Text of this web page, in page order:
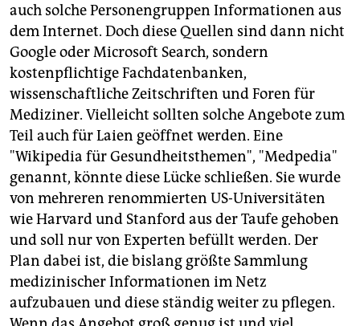
auch solche Personengruppen Informationen aus
dem Internet. Doch diese Quellen sind dann nicht
Google oder Microsoft Search, sondern
kostenpflichtige Fachdatenbanken,
wissenschaftliche Zeitschriften und Foren für
Mediziner. Vielleicht sollten solche Angebote zum
Teil auch für Laien geöffnet werden. Eine
"Wikipedia für Gesundheitsthemen", "Medpedia"
genannt, könnte diese Lücke schließen. Sie wurde
von mehreren renommierten US-Universitäten
wie Harvard und Stanford aus der Taufe gehoben
und soll nur von Experten befüllt werden. Der
Plan dabei ist, die bislang größte Sammlung
medizinischer Informationen im Netz
aufzubauen und diese ständig weiter zu pflegen.